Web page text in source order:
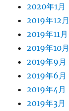
2020年1月
2019年12月
2019年11月
2019年10月
2019年9月
2019年6月
2019年4月
2019年3月